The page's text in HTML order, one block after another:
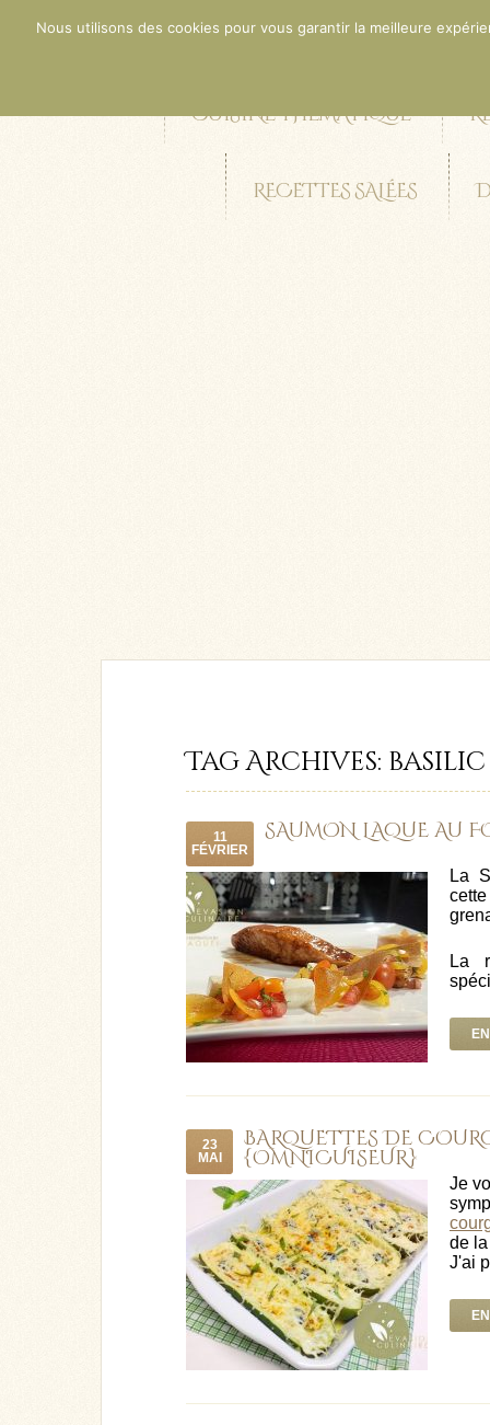
ACCUEIL
CUISINE THÉMATIQUE
RECETTES SALÉES
Tag Archives: basilic
11
FÉVRIER
SAUMON LAQUÉ AU
La
La
23
MAI
BARQUETTES DE
{OMNICUISEUR}
Je
de
J'ai
Nous utilisons des cookies pour vous garantir la meilleure